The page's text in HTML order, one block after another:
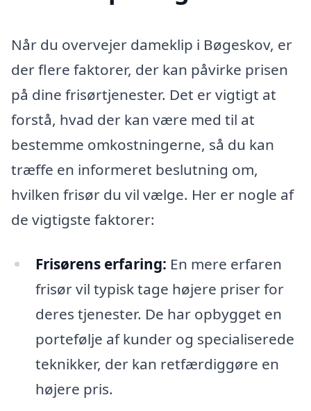
Når du overvejer dameklip i Bøgeskov, er
der flere faktorer, der kan påvirke prisen
på dine frisørtjenester. Det er vigtigt at
forstå, hvad der kan være med til at
bestemme omkostningerne, så du kan
træffe en informeret beslutning om,
hvilken frisør du vil vælge. Her er nogle af
de vigtigste faktorer:
Frisørens erfaring: En mere erfaren
frisør vil typisk tage højere priser for
deres tjenester. De har opbygget en
portefølje af kunder og specialiserede
teknikker, der kan retfærdiggøre en
højere pris.